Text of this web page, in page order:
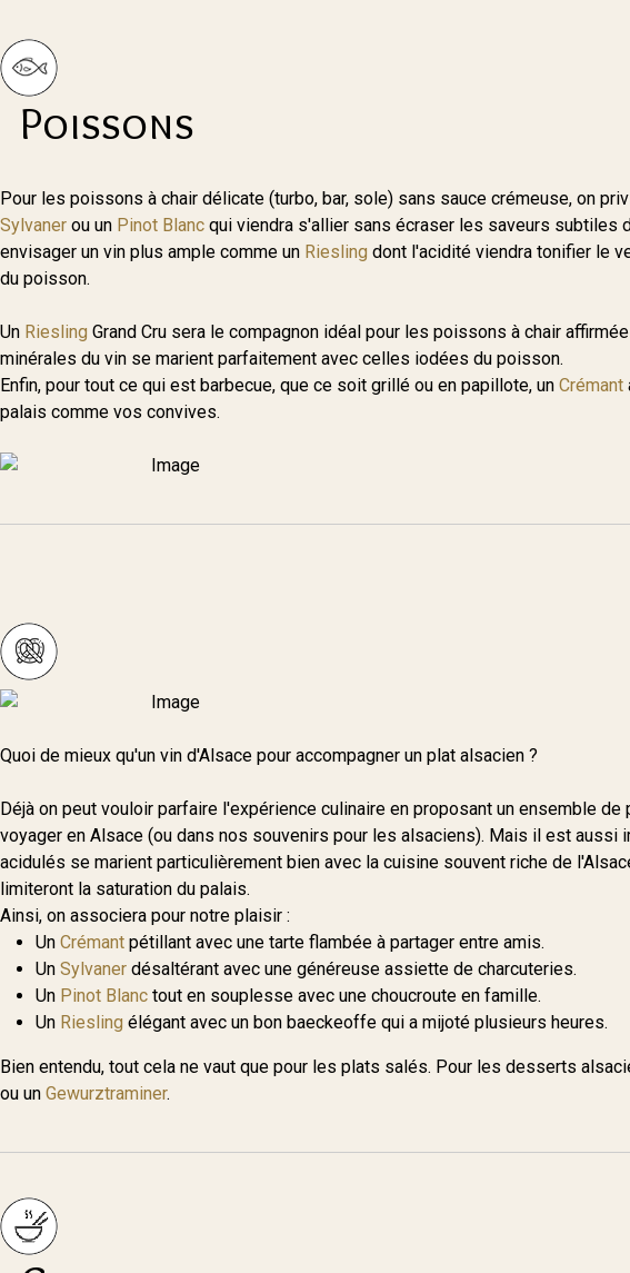
Poissons
Pour les poissons à chair délicate (turbo, bar, sole) sans sauce crémeuse, on
Sylvaner ou un Pinot Blanc qui viendra s'allier sans écraser les saveurs subtiles
envisager un vin plus ample comme un Riesling dont l'acidité viendra tonifier le
du poisson.
Un Riesling Grand Cru sera le compagnon idéal pour les poissons à chair
minérales du vin se marient parfaitement avec celles iodées du poisson.
Enfin, pour tout ce qui est barbecue, que ce soit grillé ou en papillote, un Crémant
palais comme vos convives.
Quoi de mieux qu'un vin d'Alsace pour accompagner un plat alsacien ?
Déjà on peut vouloir parfaire l'expérience culinaire en proposant un ensemble
voyager en Alsace (ou dans nos souvenirs pour les alsaciens). Mais il est
acidulés se marient particulièrement bien avec la cuisine souvent riche de
limiteront la saturation du palais.
Ainsi, on associera pour notre plaisir :
Un Crémant pétillant avec une tarte flambée à partager entre amis.
Un Sylvaner désaltérant avec une généreuse assiette de charcuteries.
Un Pinot Blanc tout en souplesse avec une choucroute en famille.
Un Riesling élégant avec un bon baeckeoffe qui a mijoté plusieurs heures.
Bien entendu, tout cela ne vaut que pour les plats salés. Pour les desserts
ou un Gewurztraminer.